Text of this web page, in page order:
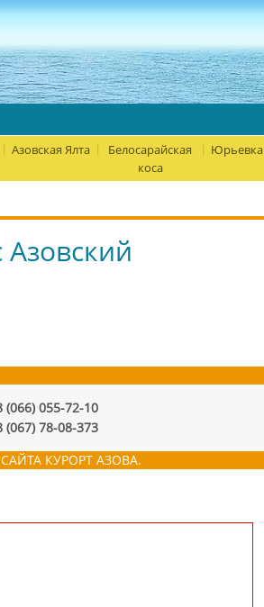
Азовская Ялта
Белосарайская
коса
Юрьевка
Азовский
(066) 055-72-10
(067) 78-08-373
КУРОРТ АЗОВА.